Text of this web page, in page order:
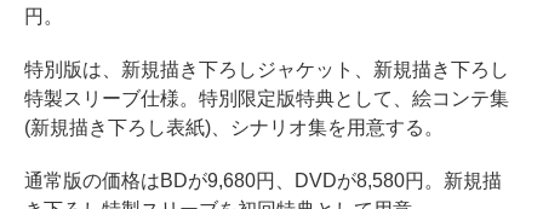
円。
特別版は、新規描き下ろしジャケット、新規描き下ろし
特製スリーブ仕様。特別限定版特典として、絵コンテ集
(新規描き下ろし表紙)、シナリオ集を用意する。
通常版の価格はBDが9,680円、DVDが8,580円。新規描